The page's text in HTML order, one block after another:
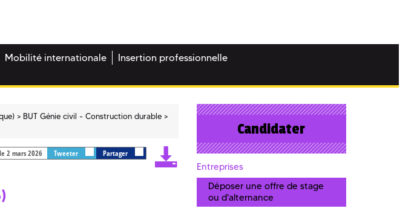
Mobilité internationale
Insertion professionnelle
BUT Génie civil - Construction durable
2 mars 2026 Tweeter Partager
Candidater
Entreprises
Déposer une offre de stage
ou d'alternance